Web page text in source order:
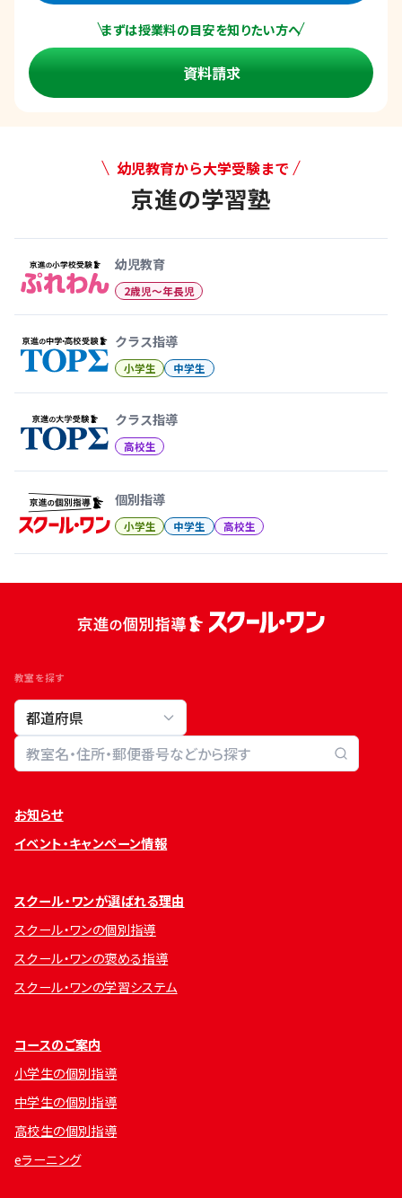
まずは授業料の目安を知りたい方へ
資料請求
幼児教育から大学受験まで
京進の学習塾
幼児教育
2歳児〜年長児
クラス指導
小学生 中学生
クラス指導
高校生
個別指導
小学生 中学生 高校生
教室を探す
教室検索
お知らせ
イベント・キャンペーン情報
スクール・ワンが選ばれる理由
スクール・ワンの個別指導
スクール・ワンの褒める指導
スクール・ワンの学習システム
コースのご案内
小学生の個別指導
中学生の個別指導
高校生の個別指導
eラーニング